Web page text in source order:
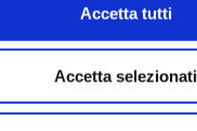
Accetta tutti
Accetta selezionati